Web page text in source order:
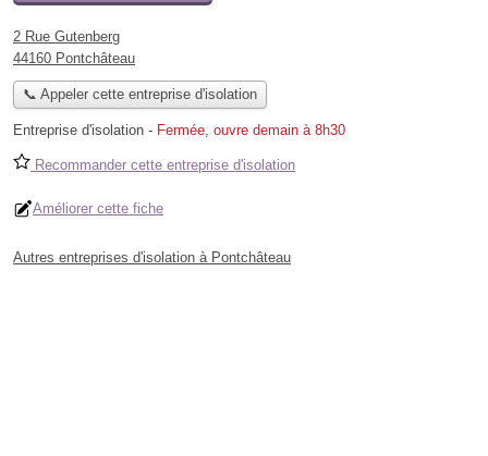
2 Rue Gutenberg
44160 Pontchâteau
📞 Appeler cette entreprise d'isolation
Entreprise d'isolation - Fermée, ouvre demain à 8h30
Recommander cette entreprise d'isolation
Améliorer cette fiche
Autres entreprises d'isolation à Pontchâteau